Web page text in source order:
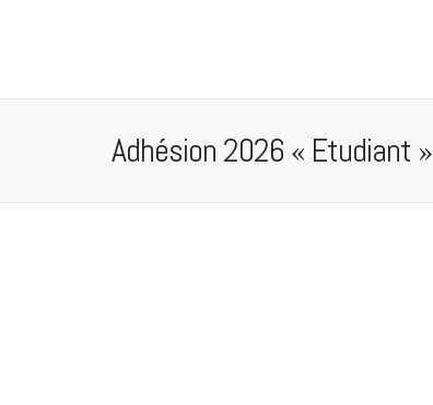
Adhésion 2026 « Etudiant »